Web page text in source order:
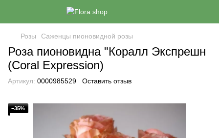
Розы Саженцы пионовидной розы
Роза пионовидна "Коралл Экспрешн
(Сoral Expression)
Артикул: 0000985529 Оставить отзыв
−35%